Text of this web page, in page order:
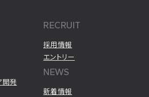
開発
RECRUIT
採用情報
エントリー
NEWS
新着情報